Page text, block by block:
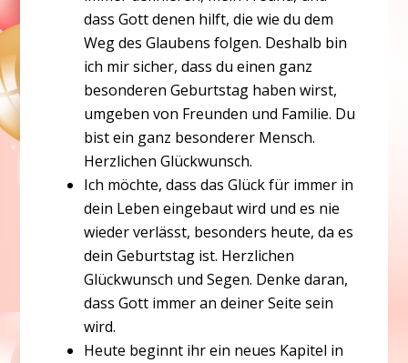
dass Gott denen hilft, die wie du dem
Weg des Glaubens folgen. Deshalb bin
ich mir sicher, dass du einen ganz
besonderen Geburtstag haben wirst,
umgeben von Freunden und Familie. Du
bist ein ganz besonderer Mensch.
Herzlichen Glückwunsch.
Ich möchte, dass das Glück für immer in
dein Leben eingebaut wird und es nie
wieder verlässt, besonders heute, da es
dein Geburtstag ist. Herzlichen
Glückwunsch und Segen. Denke daran,
dass Gott immer an deiner Seite sein
wird.
Heute beginnt ihr ein neues Kapitel in